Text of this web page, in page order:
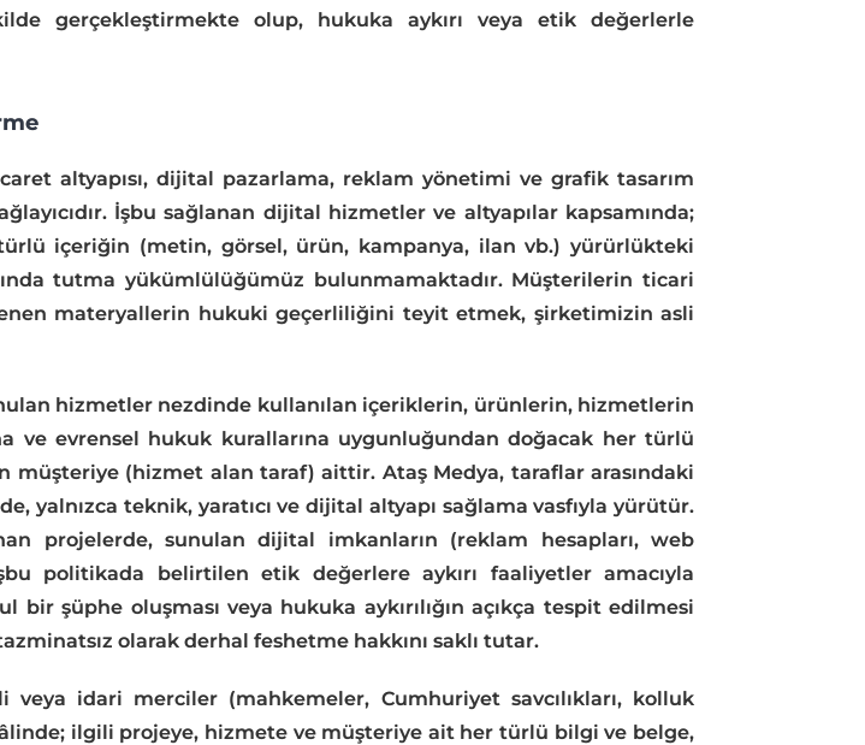
gerçekleştirmekte olup, hukuka aykırı veya etik değerlerle
altyapısı, dijital pazarlama, reklam yönetimi ve grafik tasarım
İşbu sağlanan dijital hizmetler ve altyapılar kapsamında;
içeriğin (metin, görsel, ürün, kampanya, ilan vb.) yürürlükteki
tutma yükümlülüğümüz bulunmamaktadır. Müşterilerin ticari
materyallerin hukuki geçerliliğini teyit etmek, şirketimizin asli
hizmetler nezdinde kullanılan içeriklerin, ürünlerin, hizmetlerin
evrensel hukuk kurallarına uygunluğundan doğacak her türlü
(hizmet alan taraf) aittir. Ataş Medya, taraflar arasındaki
yalnızca teknik, yaratıcı ve dijital altyapı sağlama vasfıyla yürütür.
projelerde, sunulan dijital imkanların (reklam hesapları, web
politikada belirtilen etik değerlere aykırı faaliyetler amacıyla
şüphe oluşması veya hukuka aykırılığın açıkça tespit edilmesi
olarak derhal feshetme hakkını saklı tutar.
idari merciler (mahkemeler, Cumhuriyet savcılıkları, kolluk
ilgili projeye, hizmete ve müşteriye ait her türlü bilgi ve belge,